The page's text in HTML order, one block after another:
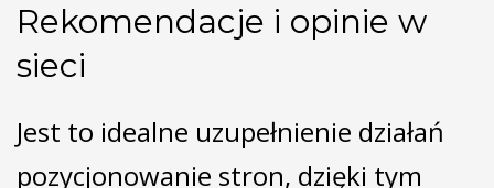
Rekomendacje i opinie w
sieci
Jest to idealne uzupełnienie działań
pozycjonowanie stron, dzięki tym